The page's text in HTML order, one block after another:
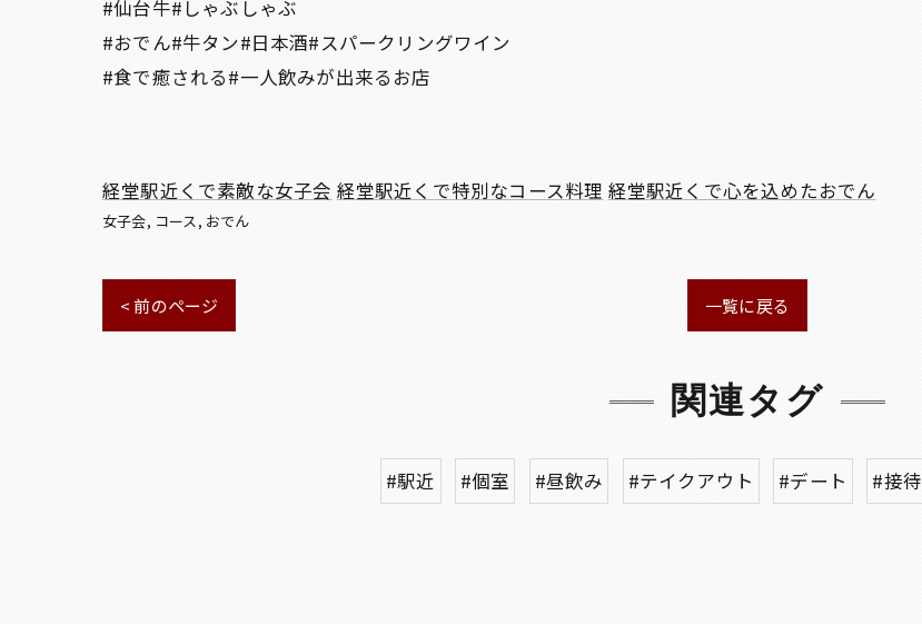
#仙台牛#しゃぶしゃぶ
#おでん#牛タン#日本酒#スパークリングワイン
#食で癒される#一人飲みが出来るお店
経堂駅近くで素敵な女子会 経堂駅近くで特別なコース料理 経堂駅近くで心を込めたおでん
女子会 コース おでん
< 前のページ 一覧に戻る
関連タグ
#駅近 #個室 #昼飲み #テイクアウト #デート #接待